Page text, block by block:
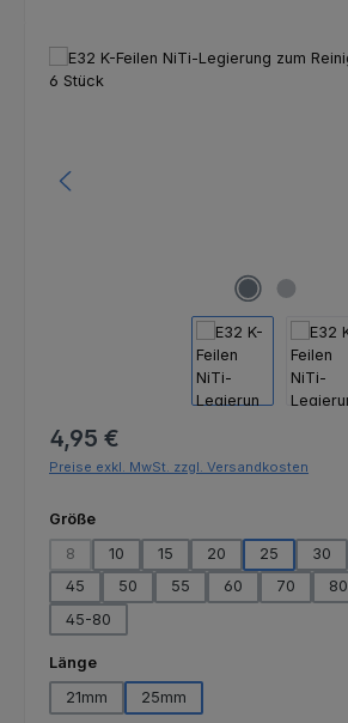
Bildergalerie überspringen
Regulärer Preis:
4,95 €
Preise exkl. MwSt. zzgl. Versandkosten
Größeauswählen
8
(Diese Option ist zurzeit nicht verfügbar.)
10 15 20 25 30
45
50 55 60 70 80
45-80
Längeauswählen
21mm
25mm